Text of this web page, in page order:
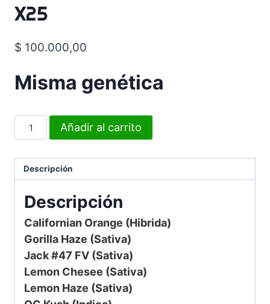
X25
$ 100.000,00
Misma genética
Añadir al carrito
Descripción
Descripción
Californian Orange (Hibrida)
Gorilla Haze (Sativa)
Jack #47 FV (Sativa)
Lemon Chesee (Sativa)
Lemon Haze (Sativa)